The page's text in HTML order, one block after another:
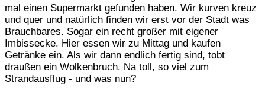
mal einen Supermarkt gefunden haben. Wir kurven kreuz
und quer und natürlich finden wir erst vor der Stadt was
Brauchbares. Sogar ein recht großer mit eigener
Imbissecke. Hier essen wir zu Mittag und kaufen
Getränke ein. Als wir dann endlich fertig sind, tobt
draußen ein Wolkenbruch. Na toll, so viel zum
Strandausflug - und was nun?